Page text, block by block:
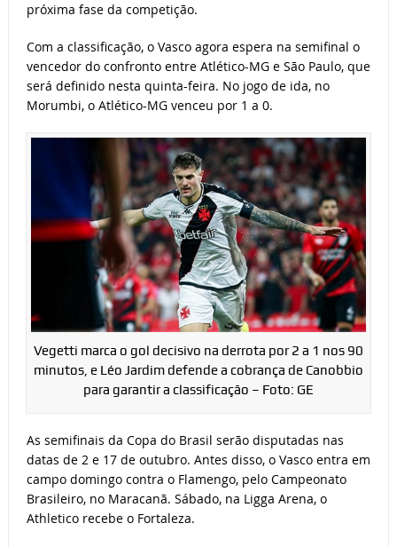
próxima fase da competição.
Com a classificação, o Vasco agora espera na semifinal o
vencedor do confronto entre Atlético-MG e São Paulo, que
será definido nesta quinta-feira. No jogo de ida, no
Morumbi, o Atlético-MG venceu por 1 a 0.
Vegetti marca o gol decisivo na derrota por 2 a 1 nos 90
minutos, e Léo Jardim defende a cobrança de Canobbio
para garantir a classificação – Foto: GE
As semifinais da Copa do Brasil serão disputadas nas
datas de 2 e 17 de outubro. Antes disso, o Vasco entra em
campo domingo contra o Flamengo, pelo Campeonato
Brasileiro, no Maracanã. Sábado, na Ligga Arena, o
Athletico recebe o Fortaleza.